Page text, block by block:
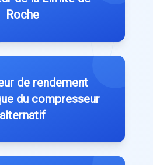
Roche
de rendement
du compresseur
alternatif